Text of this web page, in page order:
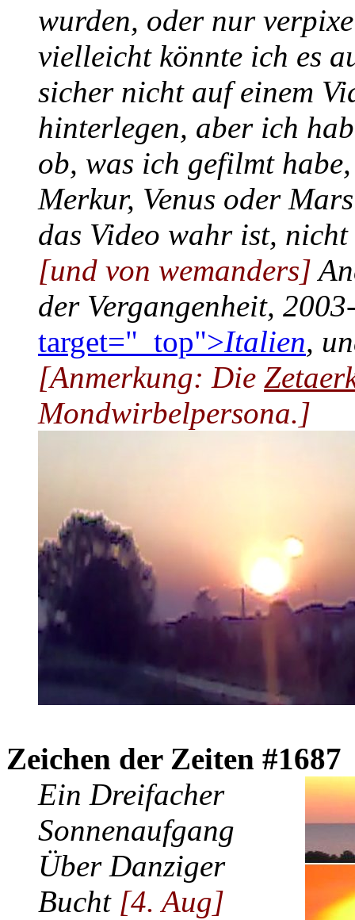
wurden, oder nur
vielleicht könnte ich es
sicher nicht auf einem
hinterlegen, aber ich
ob, was ich gefilmt
Merkur, Venus oder
das Video wahr ist,
[und von wemanders]
der Vergangenheit,
target="_top">Italien,
[Anmerkung: Die
Mondwirbelpersona.]
Zeichen der Zeiten #1687
Ein Dreifacher
Sonnenaufgang
Über Danziger
Bucht [4. Aug]